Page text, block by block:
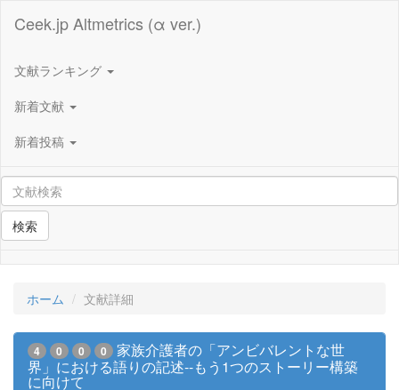
Ceek.jp Altmetrics (α ver.)
文献ランキング
新着文献
新着投稿
検索
ホーム 文献詳細
4 0 0 0
家族介護者の「アンビバレントな世
界」における語りの記述--もう1つのストーリー構築
に向けて